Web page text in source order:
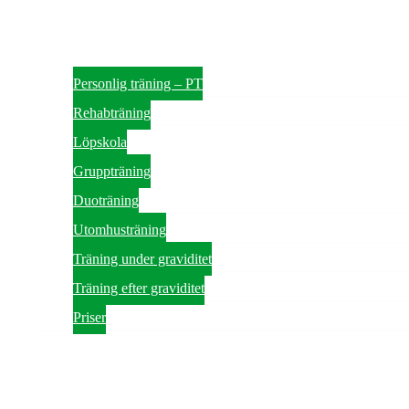
Personlig träning – PT
Rehabträning
Löpskola
Gruppträning
Duoträning
Utomhusträning
Träning under graviditet
Träning efter graviditet
Priser